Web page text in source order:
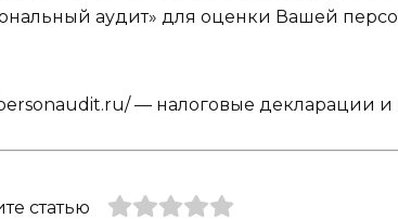
аудит» для оценки Вашей
— налоговые декларации и
статью